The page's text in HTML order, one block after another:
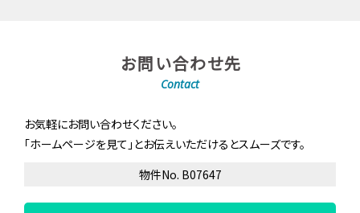
お問い合わせ先
Contact
お気軽にお問い合わせください。
「ホームページを見て」とお伝えいただけるとスムーズです。
物件No. B07647